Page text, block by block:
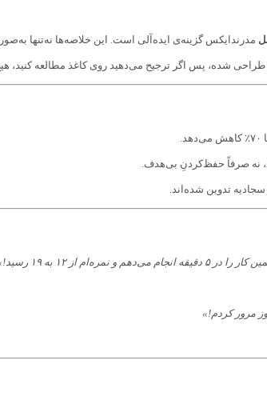
مدرندایکس گزینه‌ی ایده‌آلی است. این خلاصه‌ها نه‌تنها
طراحی شده، پس اگر ترجیح می‌دهید روی کاغذ مطالعه کنید،
نه صرفاً حفظ‌کردنِ بی‌هدف.
تدوین شده‌اند.
۱۲ به ۱۹ رسید!»
مرور کردم!»